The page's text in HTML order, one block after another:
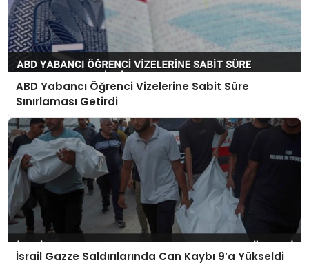
ABD Yabancı Öğrenci Vizelerine Sabit Süre
Sınırlaması Getirdi
İsrail Gazze Saldırılarında Can Kaybı 9’a Yükseldi